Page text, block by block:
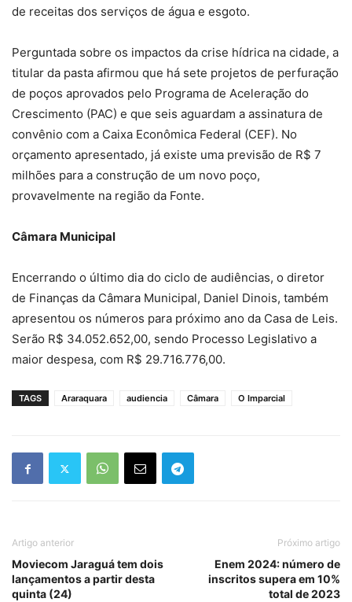
de receitas dos serviços de água e esgoto.
Perguntada sobre os impactos da crise hídrica na cidade, a
titular da pasta afirmou que há sete projetos de perfuração
de poços aprovados pelo Programa de Aceleração do
Crescimento (PAC) e que seis aguardam a assinatura de
convênio com a Caixa Econômica Federal (CEF). No
orçamento apresentado, já existe uma previsão de R$ 7
milhões para a construção de um novo poço,
provavelmente na região da Fonte.
Câmara Municipal
Encerrando o último dia do ciclo de audiências, o diretor
de Finanças da Câmara Municipal, Daniel Dinois, também
apresentou os números para próximo ano da Casa de Leis.
Serão R$ 34.052.652,00, sendo Processo Legislativo a
maior despesa, com R$ 29.716.776,00.
TAGS Araraquara audiencia Câmara O Imparcial
Artigo anterior
Moviecom Jaraguá tem dois
lançamentos a partir desta
quinta (24)
Próximo artigo
Enem 2024: número de
inscritos supera em 10%
total de 2023